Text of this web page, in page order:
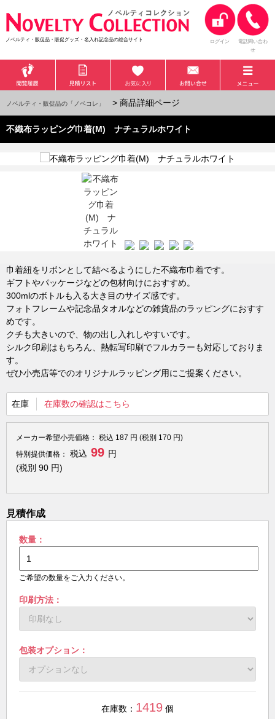
ノベルティ・販促品・販促グッズ・名入れ記念品の総合サイト ログイン
電話問い合わ
せ
ノベルティ・販促品の「ノベコレ」 > 商品詳細ページ
不織布ラッピング巾着(M) ナチュラルホワイト
巾着紐をリボンとして結べるようにした不織布巾着です。
ギフトやパッケージなどの包材向けにおすすめ。
300mlのボトルも入る大き目のサイズ感です。
フォトフレームや記念品タオルなどの雑貨品のラッピングにおすす
めです。
クチも大きいので、物の出し入れしやすいです。
シルク印刷はもちろん、熱転写印刷でフルカラーも対応しておりま
す。
ぜひ小売店等でのオリジナルラッピング用にご提案ください。
在庫 在庫数の確認はこちら
メーカー希望小売価格： 税込 187 円 (税別 170 円)
特別提供価格：
税込 99 円
(税別 90 円)
見積作成
数量：
ご希望の数量をご入力ください。
印刷方法：
包装オプション：
在庫数： 1419 個